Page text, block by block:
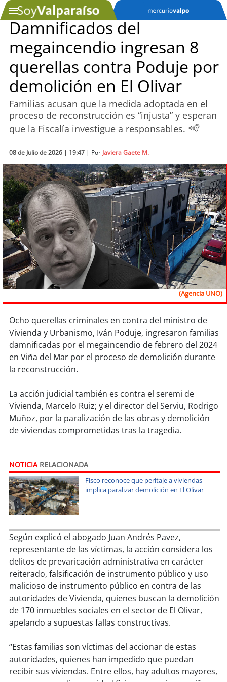
SOYTV
Podcast
Actualidad
Entretención
Economía
Deportes
Tecnología
Sostenibilidad
soy chile
soy arica
soycalama
soy antofagasta
soyvalparaíso
soyquillota
soychillán
soysancarlos
soytalcahuano
soy concepción
soycoronel
soyarauco
soyvaldivia
Damnificados del
megaincendio ingresan 8
querellas contra Poduje por
demolición en El Olivar
Familias acusan que la medida adoptada en el
proceso de reconstrucción es “injusta” y esperan
que la Fiscalía investigue a responsables.
08 de Julio de 2026 | 19:47 | Por Javiera Gaete M.
(Agencia UNO)
Ocho querellas criminales en contra del ministro de
Vivienda y Urbanismo, Iván Poduje, ingresaron familias
damnificadas por el megaincendio de febrero del 2024
en Viña del Mar por el proceso de demolición durante
la reconstrucción.
La acción judicial también es contra el seremi de
Vivienda, Marcelo Ruiz; y el director del Serviu, Rodrigo
Muñoz, por la paralización de las obras y demolición
de viviendas comprometidas tras la tragedia.
NOTICIARELACIONADA
Fisco reconoce que peritaje a viviendas
implica paralizar demolición en El Olivar
Según explicó el abogado Juan Andrés Pavez,
representante de las víctimas, la acción considera los
delitos de prevaricación administrativa en carácter
reiterado, falsificación de instrumento público y uso
malicioso de instrumento público en contra de las
autoridades de Vivienda, quienes buscan la demolición
de 170 inmuebles sociales en el sector de El Olivar,
apelando a supuestas fallas constructivas.
“Estas familias son víctimas del accionar de estas
autoridades, quienes han impedido que puedan
recibir sus viviendas. Entre ellos, hay adultos mayores,